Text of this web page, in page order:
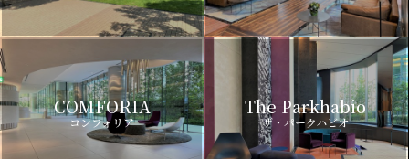
COMFORIA
コンフォリア
The Parkhabio
ザ・パークハビオ